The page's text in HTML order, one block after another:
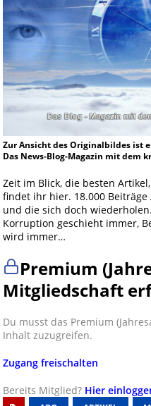
Zur Ansicht des Originalbildes ist
Das News-Blog-Magazin mit dem
Zeit im Blick, die besten
findet ihr hier. 18.000
und die sich doch
Korruption geschieht immer,
wird immer…
Premium
Mitgliedschaft
Du musst das Premium
Inhalt zuzugreifen.
Zugang freischalten
Bereits Mitglied? Hier